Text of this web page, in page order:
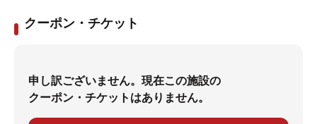
クーポン・チケット
申し訳ございません。現在この施設の
クーポン・チケットはありません。